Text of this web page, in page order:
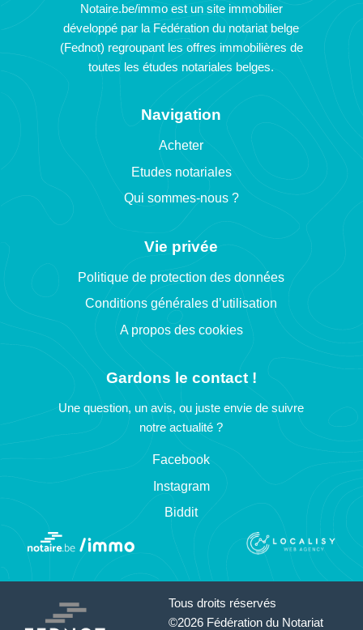
Notaire.be/immo est un site immobilier
développé par la Fédération du notariat belge
(Fednot) regroupant les offres immobilières de
toutes les études notariales belges.
Navigation
Acheter
Etudes notariales
Qui sommes-nous ?
Vie privée
Politique de protection des données
Conditions générales d’utilisation
A propos des cookies
Gardons le contact !
Une question, un avis, ou juste envie de suivre
notre actualité ?
Facebook
Instagram
Biddit
Tous droits réservés
©2026 Fédération du Notariat